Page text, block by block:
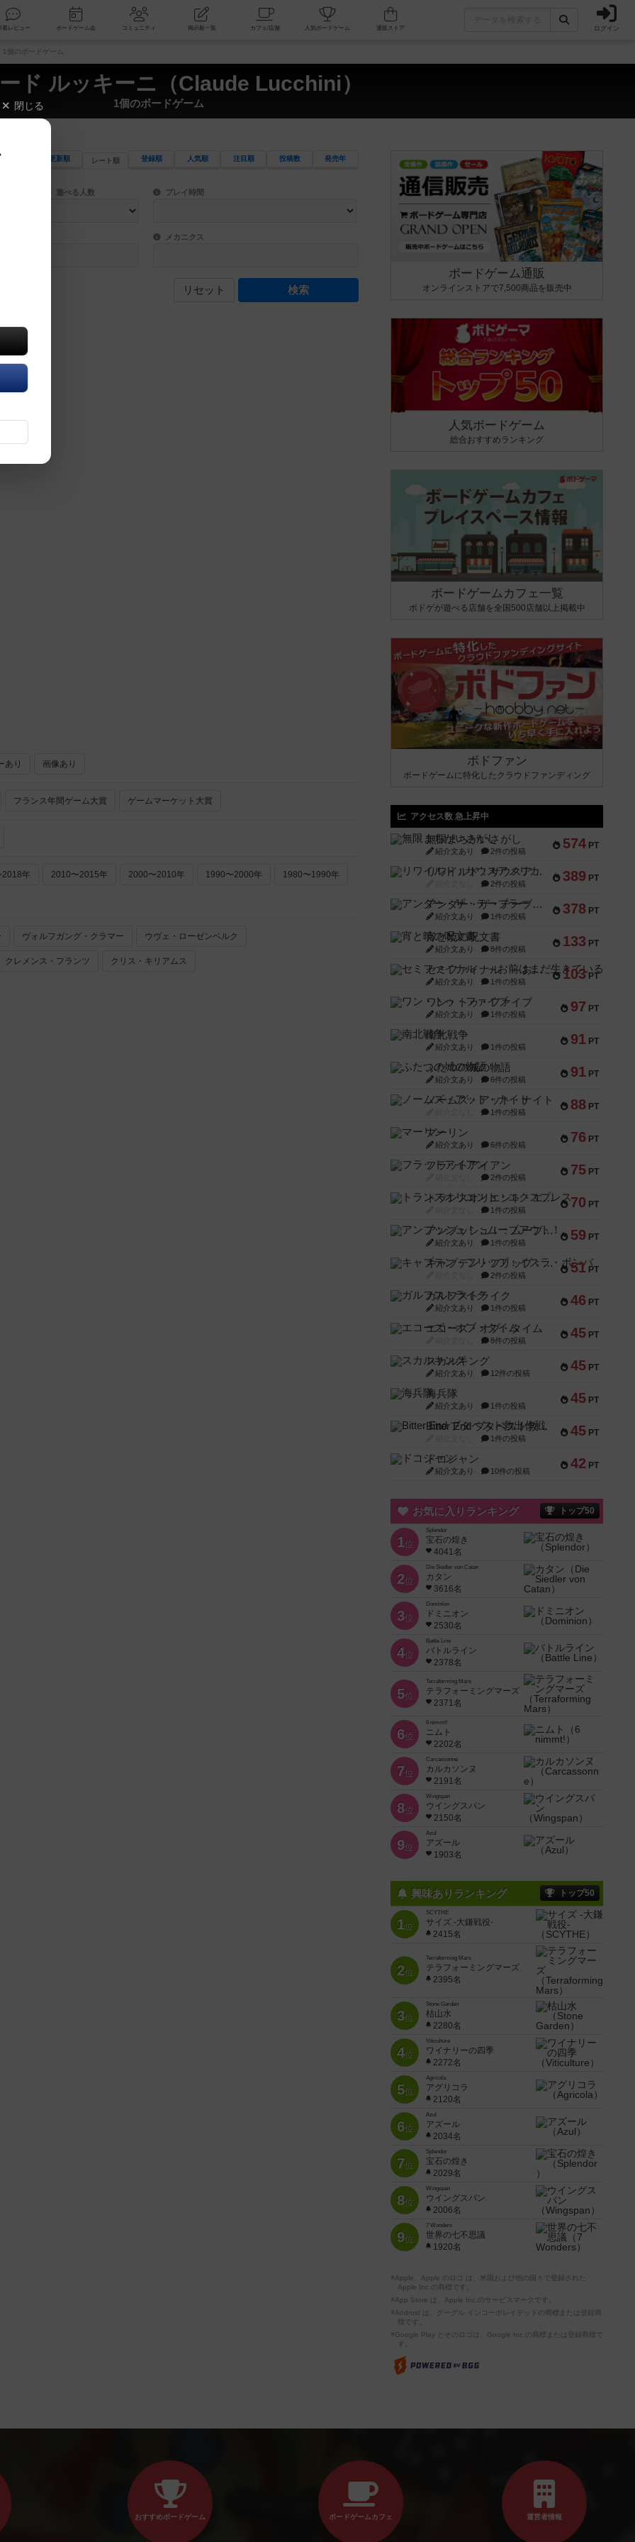
新着レビュー ボードゲーム会 コミュニティ 掲示板一覧 カフェ/店舗 人気ボードゲーム ログイン
個のボードゲーム
ド ルッキーニ（Claude Lucchini）
1個のボードゲーム
更新順 レート順 登録順 人気順 注目順 投稿数 発売年
ード検索ができます。
索できます。 プレイ対象人数に含まれるボードゲームを指定します。
遊べる人数 目安となる所要時間を指定することができます。マニュアルを読む時間や参加者へのルール説明時間は含まれていないため、初めて
プレイ時間
などモチーフ・ストーリーを指定することができます。直感的にゲームシステムを理解できるよう、中世ファンタジー・クッキング・海賊同士の対決など、ゲームコンセプトを絞
ゲーム性を構成するコアシステムです。主にボードゲームに慣れている方向けの絞込機能です。例えば「ダイスロール」はランダ
メカニクス
リセット
あり 画像あり
フランス年間ゲーム大賞 ゲームマーケット大賞
2018年 2010〜2015年 2000〜2010年 1990〜2000年 1980〜1990年
ヴォルフガング・クラマー ウヴェ・ローゼンベルク
クレメンス・フランツ クリス・キリアムス
ボードゲーム通販
オンラインストアで7,500商品を販売中
人気ボードゲーム
総合おすすめランキング
ボードゲームカフェ一覧
ボドゲが遊べる店舗を全国500店舗以上掲載中
ボドファン
ボードゲームに特化したクラウドファンディング
アクセス数 急上昇中
574 PT
無限まちがいさがし
紹介文あり 2件の投稿
389 PT
リワイルド：サウスアメリカ
2件の投稿
378 PT
アンダー・ザ・テーブラー
紹介文あり 1件の投稿
133 PT
宵と暁の呪文書
紹介文あり 8件の投稿
103 PT
セミファイナル ～お前はまだ生きている～
紹介文あり 1件の投稿
97 PT
ワン・トゥ・ファイブ
紹介文あり 1件の投稿
91 PT
南北戦争
紹介文あり 1件の投稿
91 PT
ふたつの城の物語
紹介文あり 6件の投稿
88 PT
ノームズ・アット・ナイト
1件の投稿
76 PT
マーリン
紹介文あり 6件の投稿
75 PT
フラットアイアン
2件の投稿
70 PT
トランスオリエント・エクスプレス
1件の投稿
59 PT
アンブッシュ！：ムーブアウト！
紹介文あり 1件の投稿
51 PT
キャプテン・フリップ：イスラ・ボンバ
2件の投稿
46 PT
ガルフストライク
紹介文あり 1件の投稿
45 PT
エコーズ・オブ・タイム
8件の投稿
45 PT
スカルキング
紹介文あり 12件の投稿
45 PT
海兵隊
紹介文あり 1件の投稿
45 PT
Bitter End ブタペスト救出作戦
1件の投稿
42 PT
ドコジャン
紹介文あり 10件の投稿
お気に入りランキング トップ50
1位
Splendor
宝石の煌き
4041名
2位
Die Siedler von Catan
カタン
3616名
3位
Dominion
ドミニオン
2530名
4位
Battle Line
バトルライン
2378名
5位
Terraforming Mars
テラフォーミングマーズ
2371名
6位
6 nimmt!
ニムト
2202名
7位
Carcassonne
カルカソンヌ
2191名
8位
Wingspan
ウイングスパン
2150名
9位
Azul
アズール
1903名
興味ありランキング トップ50
1位
SCYTHE
サイズ -大鎌戦役-
2415名
2位
Terraforming Mars
テラフォーミングマーズ
2395名
3位
Stone Garden
枯山水
2280名
4位
Viticulture
ワイナリーの四季
2272名
5位
Agricola
アグリコラ
2120名
6位
Azul
アズール
2034名
7位
Splendor
宝石の煌き
2029名
8位
Wingspan
ウイングスパン
2006名
9位
7 Wonders
世界の七不思議
1920名
※Apple、Apple のロゴ は、米国および他の国々で登録された
Apple Inc.の商標です。
※App Store は、Apple Inc.のサービスマークです。
※Android は、グーグル インコーポレイテッドの商標または登録商
標です。
※Google Play とそのロゴは、Google Inc.の商標または登録商標で
す。
閉じる
おすすめボードゲーム ボードゲームカフェ 運営者情報